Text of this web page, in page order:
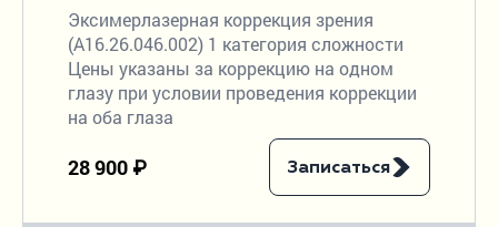
Эксимерлазерная коррекция зрения
(A16.26.046.002) 1 категория сложности
Цены указаны за коррекцию на одном
глазу при условии проведения коррекции
на оба глаза
28 900 ₽ Записаться